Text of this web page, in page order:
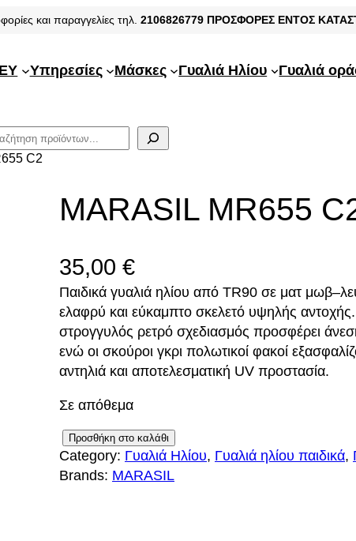
και παραγγελίες τηλ. 2106826779 ΠΡΟΣΦΟΡΕΣ ΕΝΤΟΣ
Υπηρεσίες Μάσκες Γυαλιά Ηλίου
Γυαλιά
C2
MARASIL MR655
35,00 €
Παιδικά γυαλιά ηλίου από TR90 σε ματ
ελαφρύ και εύκαμπτο σκελετό υψηλής
στρογγυλός ρετρό σχεδιασμός προσφέρει
ενώ οι σκούροι γκρι πολωτικοί φακοί
αντηλιά και αποτελεσματική UV προστασία.
Σε απόθεμα
M
A
R
Προσθήκη στο καλάθι
Category: Γυαλιά Ηλίου, Γυαλιά ηλίου παιδικά,
Brands: MARASIL